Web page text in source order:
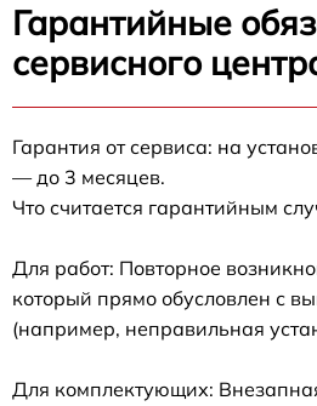
Гарантийные
сервисного
Гарантия от сервиса: на
— до 3 месяцев.
Что считается гарантийным
Для работ: Повторное
который прямо обусловлен с
(например, неправильная
Для комплектующих: